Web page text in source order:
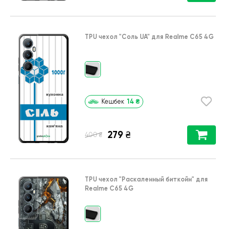
TPU чехол "Соль UA" для Realme C65 4G
Кешбек 14 ₴
400 ₴ 279 ₴
TPU чехол "Раскаленный биткойн" для
Realme C65 4G